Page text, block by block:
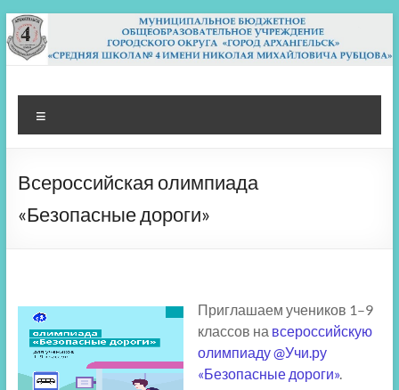
Перейти
к
содержимому
МБОУ СШ 4
Архангельск
Всероссийская олимпиада
«Безопасные дороги»
Приглашаем учеников 1–9
классов на всероссийскую
олимпиаду @Учи.ру
«Безопасные дороги».